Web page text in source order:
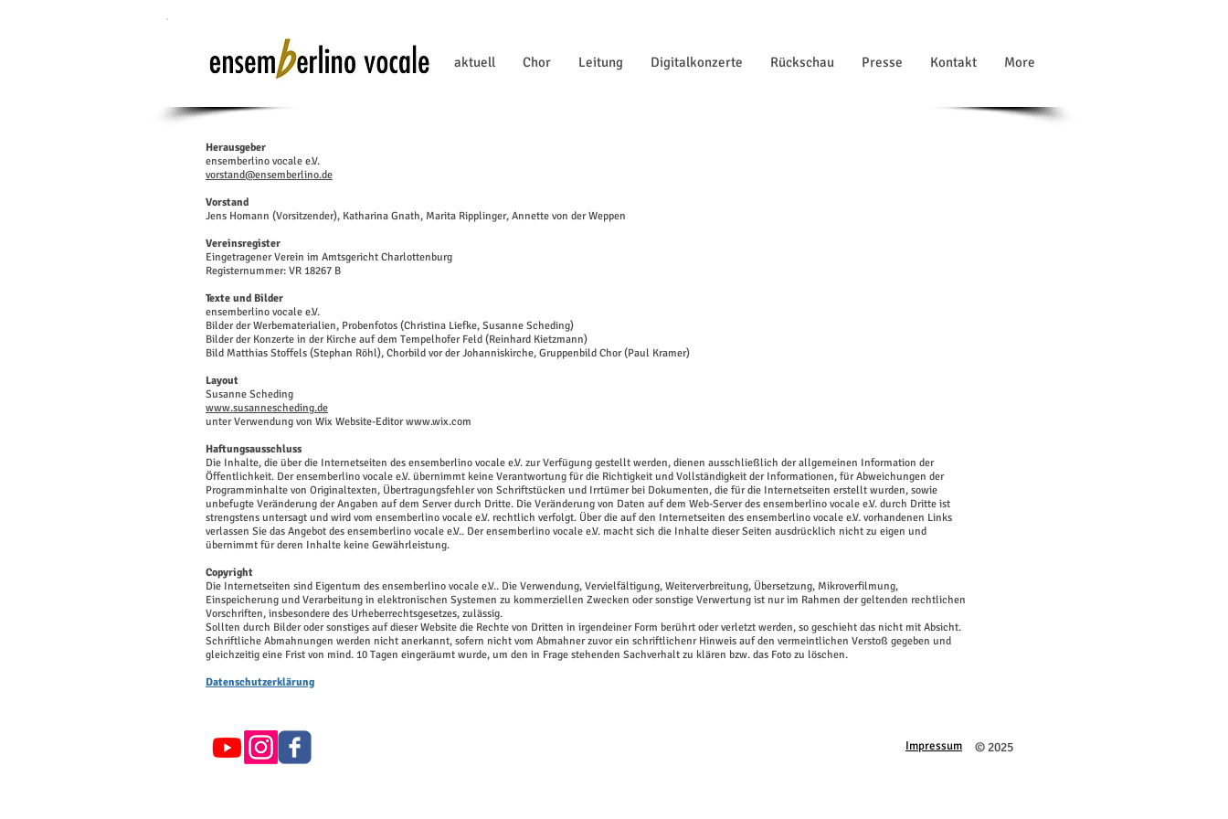
aktuell Chor Leitung Digitalkonzerte Rückschau Presse Kontakt More
Herausgeber
ensemberlino vocale e.V.
vorstand@ensemberlino.de
Vorstand
Jens Homann (Vorsitzender), Katharina Gnath, Marita Ripplinger, Annette von der Weppen
Vereinsregister
Eingetragener Verein im Amtsgericht Charlottenburg
Registernummer: VR 18267 B
Texte und Bilder
ensemberlino vocale e.V.
Bilder der Werbematerialien, Probenfotos (Christina Liefke, Susanne Scheding)
Bilder der Konzerte in der Kirche auf dem Tempelhofer Feld (Reinhard Kietzmann)
Bild Matthias Stoffels (Stephan Röhl), Chorbild vor der Johanniskirche, Gruppenbild Chor (Paul Kramer)
Layout
Susanne Scheding
www.susannescheding.de
unter Verwendung von Wix Website-Editor www.wix.com
Haftungsausschluss
Die Inhalte, die über die Internetseiten des ensemberlino vocale e.V. zur Verfügung gestellt werden, dienen ausschließlich der allgemeinen Information der
Öffentlichkeit. Der ensemberlino vocale e.V. übernimmt keine Verantwortung für die Richtigkeit und Vollständigkeit der Informationen, für Abweichungen der
Programminhalte von Originaltexten, Übertragungsfehler von Schriftstücken und Irrtümer bei Dokumenten, die für die Internetseiten erstellt wurden, sowie
unbefugte Veränderung der Angaben auf dem Server durch Dritte. Die Veränderung von Daten auf dem Web-Server des ensemberlino vocale e.V. durch Dritte ist
strengstens untersagt und wird vom ensemberlino vocale e.V. rechtlich verfolgt. Über die auf den Internetseiten des ensemberlino vocale e.V. vorhandenen Links
verlassen Sie das Angebot des ensemberlino vocale e.V.. Der ensemberlino vocale e.V. macht sich die Inhalte dieser Seiten ausdrücklich nicht zu eigen und
übernimmt für deren Inhalte keine Gewährleistung.
Copyright
Die Internetseiten sind Eigentum des ensemberlino vocale e.V.. Die Verwendung, Vervielfältigung, Weiterverbreitung, Übersetzung, Mikroverfilmung,
Einspeicherung und Verarbeitung in elektronischen Systemen zu kommerziellen Zwecken oder sonstige Verwertung ist nur im Rahmen der geltenden rechtlichen
Vorschriften, insbesondere des Urheberrechtsgesetzes, zulässig.
Sollten durch Bilder oder sonstiges auf dieser Website die Rechte von Dritten in irgendeiner Form berührt oder verletzt werden, so geschieht das nicht mit Absicht.
Schriftliche Abmahnungen werden nicht anerkannt, sofern nicht vom Abmahner zuvor ein schriftlichenr Hinweis auf den vermeintlichen Verstoß gegeben und
gleichzeitig eine Frist von mind. 10 Tagen eingeräumt wurde, um den in Frage stehenden Sachverhalt zu klären bzw. das Foto zu löschen.
Datenschutzerklärung
​© 2025
Impressum